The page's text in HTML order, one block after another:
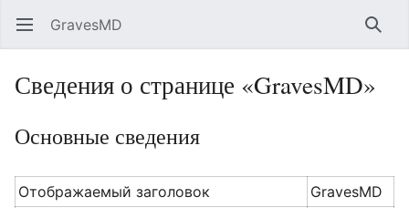
Открыть главное меню GravesMD Найти
Сведения о странице «GravesMD»
Основные сведения
Отображаемый заголовок
GravesMD